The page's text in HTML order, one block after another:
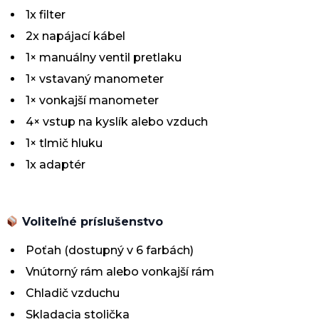
1x filter
2x napájací kábel
1× manuálny ventil pretlaku
1× vstavaný manometer
1× vonkajší manometer
4× vstup na kyslík alebo vzduch
1× tlmič hluku
1x adaptér
Voliteľné príslušenstvo
Poťah (dostupný v 6 farbách)
Vnútorný rám alebo vonkajší rám
Chladič vzduchu
Skladacia stolička